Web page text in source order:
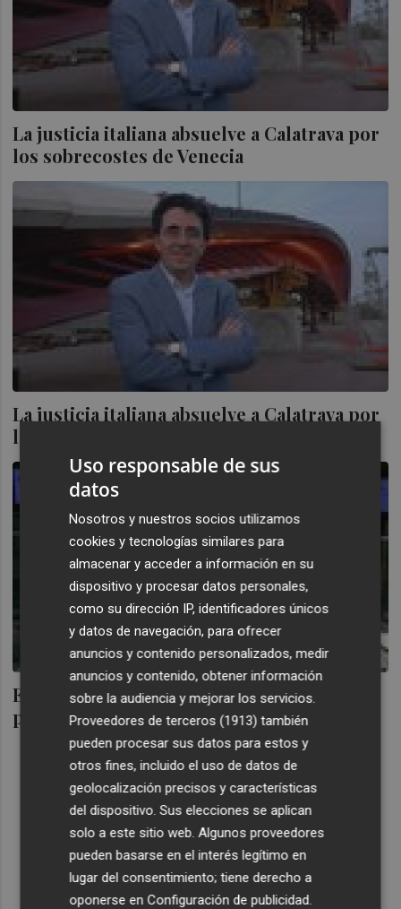
La justicia italiana absuelve a Calatrava por
los sobrecostes de Venecia
La justicia italiana absuelve a Calatrava por
los sobrecostes de Venecia
El Consell le pagó a Calatrava en Castellón
para evitar pleitos
Uso responsable de sus
datos
Nosotros y nuestros socios utilizamos
cookies y tecnologías similares para
almacenar y acceder a información en su
dispositivo y procesar datos personales,
como su dirección IP, identificadores únicos
y datos de navegación, para ofrecer
anuncios y contenido personalizados, medir
anuncios y contenido, obtener información
sobre la audiencia y mejorar los servicios.
Proveedores de terceros (1913) también
pueden procesar sus datos para estos y
otros fines, incluido el uso de datos de
geolocalización precisos y características
del dispositivo. Sus elecciones se aplican
solo a este sitio web. Algunos proveedores
pueden basarse en el interés legítimo en
lugar del consentimiento; tiene derecho a
oponerse enConfiguración de publicidad